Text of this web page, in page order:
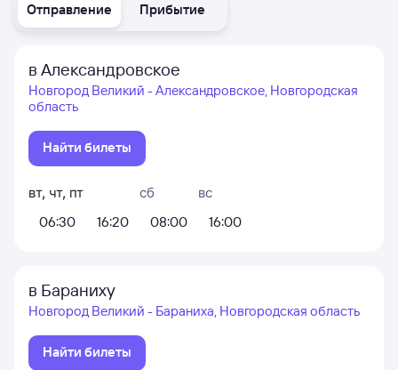
Отправление Прибытие
в Александровское
Новгород Великий - Александровское, Новгородская
область
Найти билеты
вт, чт, пт
06:30
16:20
сб
08:00
вс
16:00
в Бараниху
Новгород Великий - Бараниха, Новгородская область
Найти билеты